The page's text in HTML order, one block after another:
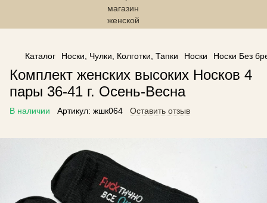
------------------------------------------------
Каталог Носки, Чулки, Колготки, Тапки Носки Носки Без
Комплект женских высоких Носков 4
пары 36-41 г. Осень-Весна
В наличии Артикул: жшк064 Оставить отзыв